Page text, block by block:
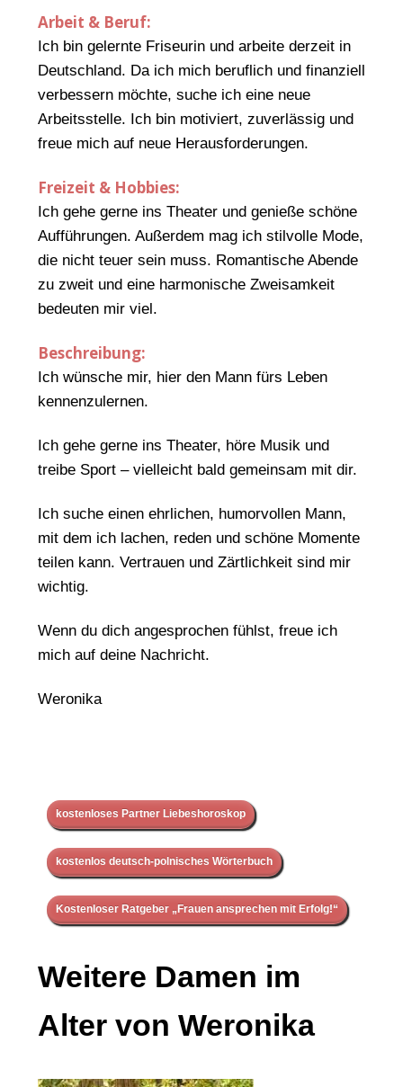
Arbeit & Beruf:
Ich bin gelernte Friseurin und arbeite derzeit in
Deutschland. Da ich mich beruflich und finanziell
verbessern möchte, suche ich eine neue
Arbeitsstelle. Ich bin motiviert, zuverlässig und
freue mich auf neue Herausforderungen.
Freizeit & Hobbies:
Ich gehe gerne ins Theater und genieße schöne
Aufführungen. Außerdem mag ich stilvolle Mode,
die nicht teuer sein muss. Romantische Abende
zu zweit und eine harmonische Zweisamkeit
bedeuten mir viel.
Beschreibung:
Ich wünsche mir, hier den Mann fürs Leben
kennenzulernen.
Ich gehe gerne ins Theater, höre Musik und
treibe Sport – vielleicht bald gemeinsam mit dir.
Ich suche einen ehrlichen, humorvollen Mann,
mit dem ich lachen, reden und schöne Momente
teilen kann. Vertrauen und Zärtlichkeit sind mir
wichtig.
Wenn du dich angesprochen fühlst, freue ich
mich auf deine Nachricht.
Weronika
kostenloses Partner Liebeshoroskop
kostenlos deutsch-polnisches Wörterbuch
Kostenloser Ratgeber „Frauen ansprechen mit Erfolg!“
Weitere Damen im
Alter von Weronika